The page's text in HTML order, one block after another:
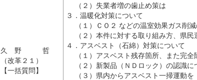
久 野 哲
（改革２１）
【一括質問】
（２）失業者増の歯止め策は
３．温暖化対策について
（１）ＣＯ２ などの温室効果ガス削減
（２）本件に対する取り組み方、県民
４．アスベスト（石綿）対策について
（１）アスベスト残存箇所、また完全
（２）新製品（ＮＤロック）の認識に
（３）県内からアスベスト一掃運動を